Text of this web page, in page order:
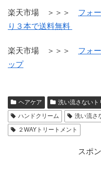
楽天市場 ＞＞＞ フォ
り３本で送料無料
楽天市場 ＞＞＞ フォ
ップ
ヘアケア 洗い流さないト
ハンドクリーム
洗い流さ
２WAYトリートメント
スポ